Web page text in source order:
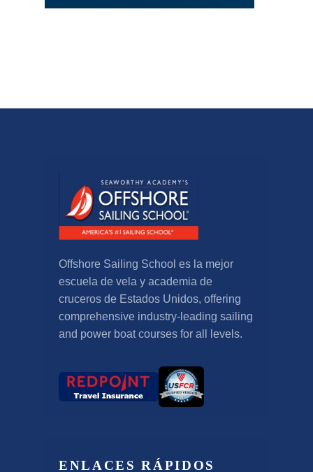
Offshore Sailing School es la mejor
escuela de vela y academia de
cruceros de Estados Unidos, offering
comprehensive industry-leading sailing
and power boat courses for all levels.
ENLACES RÁPIDOS